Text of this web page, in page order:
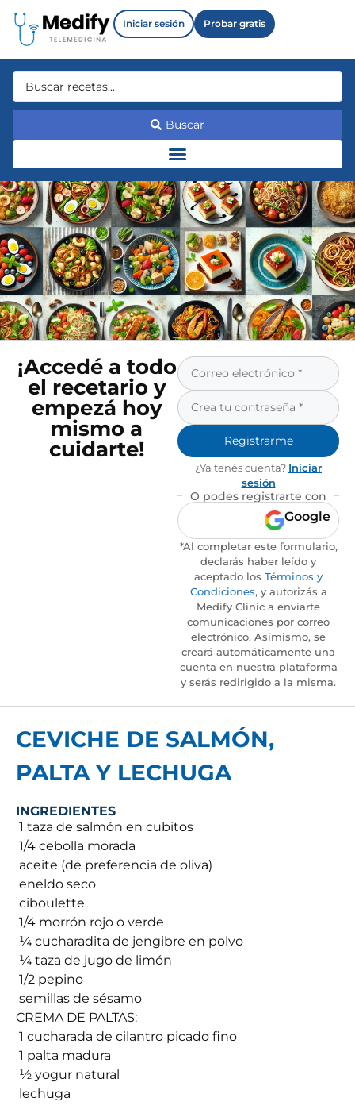
Iniciar sesión Probar gratis
Buscar
¡Accedé a todo
el recetario y
empezá hoy
mismo a
cuidarte!
Registrarme
¿Ya tenés cuenta? Iniciar
sesión
O podes registrarte con
Google
*Al completar este formulario,
declarás haber leído y
aceptado los Términos y
Condiciones, y autorizás a
Medify Clinic a enviarte
comunicaciones por correo
electrónico. Asimismo, se
creará automáticamente una
cuenta en nuestra plataforma
y serás redirigido a la misma.
CEVICHE DE SALMÓN,
PALTA Y LECHUGA
INGREDIENTES
 1 taza de salmón en cubitos
 1/4 cebolla morada
 aceite (de preferencia de oliva)
 eneldo seco
 ciboulette
 1/4 morrón rojo o verde
 ¼ cucharadita de jengibre en polvo
 ¼ taza de jugo de limón
 1/2 pepino
 semillas de sésamo
CREMA DE PALTAS:
 1 cucharada de cilantro picado fino
 1 palta madura
 ½ yogur natural
 lechuga